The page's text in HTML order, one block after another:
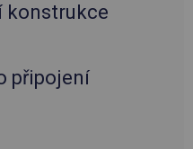
konstrukce
připojení